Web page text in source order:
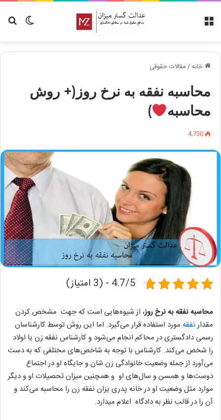
تغییر
خانه/مقالات حقوقی
محاسبه نفقه به نرخ روز(+ روش
محاسبه
)
4,730
4.7/5 - (3 امتیاز)
محاسبه نفقه به نرخ روز، از شیوه‌هایی است که جهت مشخص کردن
مقدار نفقه مورد استفاده قرار می‌گیرد. اما این روش توسط کارشناسان
رسمی دادگستری در محاکم انجام می‌شود و کارشناس نفقه زن یا اولاد
را شخص می‌کند. کارشناس با توجه به شاخص‌های مختلفی که به دست
می‌آورد از جمله وضعیت خانوادگی زن شان و جایگاه او در اجتماع
دوست‌ها و همسن و سال‌های او و همچنین میزان تحصیلات او و دیگر
موارد مثل وضعیت او در خانه پدری یزان نفقه زن را محاسبه می‌کند و
آن را در قالب نظر به دادگاه اعلام میدارد.